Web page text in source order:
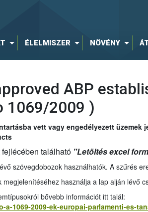
ÉLELMISZER NÖVÉNY
ABP
1069/2009 )
vett vagy engedélyezett
található "Letöltés excel
szövegdobozok használhatók. A szűrés
használja a lap alján lévő
bővebb információt itt talál:
1069-2009-ek-europai-parlamenti-es-